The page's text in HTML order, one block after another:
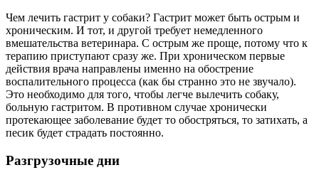
Чем лечить гастрит у собаки? Гастрит может быть острым и
хроническим. И тот, и другой требует немедленного
вмешательства ветеринара. С острым же проще, потому что к
терапию приступают сразу же. При хроническом первые
действия врача направлены именно на обострение
воспалительного процесса (как бы странно это не звучало).
Это необходимо для того, чтобы легче вылечить собаку,
больную гастритом. В противном случае хронически
протекающее заболевание будет то обостряться, то затихать, а
песик будет страдать постоянно.
Разгрузочные дни